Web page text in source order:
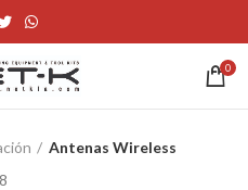
0
Antenas Wireless